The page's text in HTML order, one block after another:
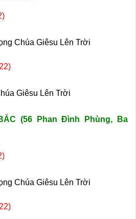
Chúa Giêsu Lên Trời
Giêsu Lên Trời
(56 Phan Đình Phùng, Ba
Chúa Giêsu Lên Trời